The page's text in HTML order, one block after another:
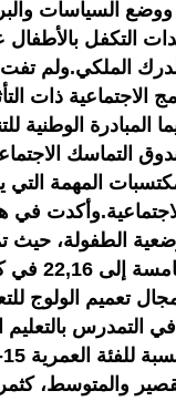
ووضع السياسات
التكفل
الملكي.ولم تفت
ذات
الوطنية
التماسك
المهمة
في
الطفولة، حيث
في المئة في مجال تعميم
، و91,1 في المئة في
والمتوسط،